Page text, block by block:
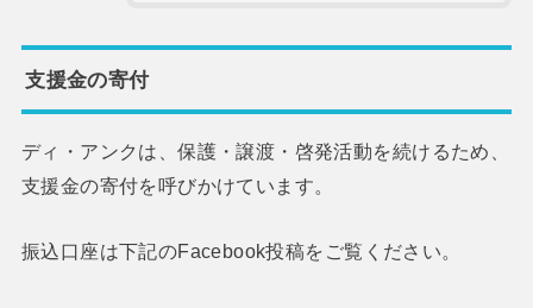
支援金の寄付
ディ・アンクは、保護・譲渡・啓発活動を続けるため、
支援金の寄付を呼びかけています。
振込口座は下記のFacebook投稿をご覧ください。